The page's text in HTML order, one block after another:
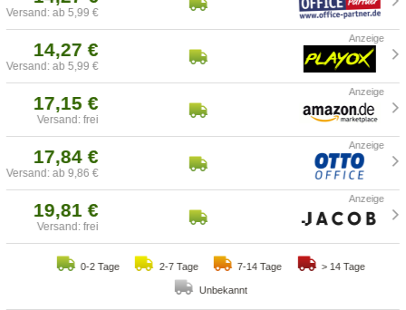
Versand: ab 5,99 €
14,27 €
Versand: ab 5,99 €
17,15 €
Versand: frei
17,84 €
Versand: ab 9,86 €
19,81 €
Versand: frei
0-2 Tage 2-7 Tage 7-14 Tage > 14 Tage
Unbekannt